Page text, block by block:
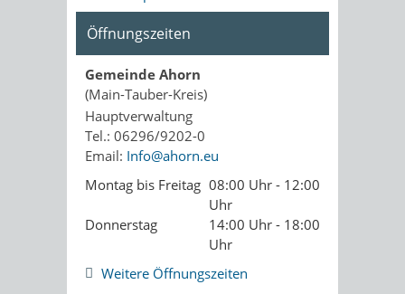
Öffnungszeiten
Gemeinde Ahorn
(Main-Tauber-Kreis)
Hauptverwaltung
Tel.: 06296/9202-0
Email: Info@ahorn.eu
Montag bis Freitag 08:00 Uhr - 12:00
Uhr
Donnerstag
14:00 Uhr - 18:00
Uhr
Weitere Öffnungszeiten